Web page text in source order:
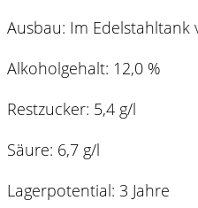
Ausbau: Im
Alkoholgehalt: 12,0 %
Restzucker: 5,4 g/l
Säure: 6,7 g/l
Lagerpotential: 3 Jahre